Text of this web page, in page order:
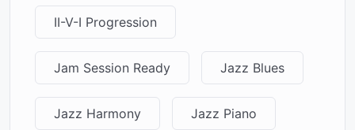
II-V-I Progression
Jam Session Ready Jazz Blues
Jazz Harmony Jazz Piano